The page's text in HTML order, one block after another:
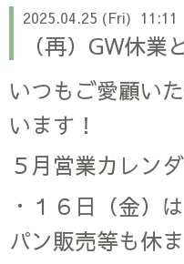
2025.04.25 (Fri) 11:11
（再）GW休
いつもご愛顧い
います！
５月営業カレン
・１６日（金）
パン販売等も休